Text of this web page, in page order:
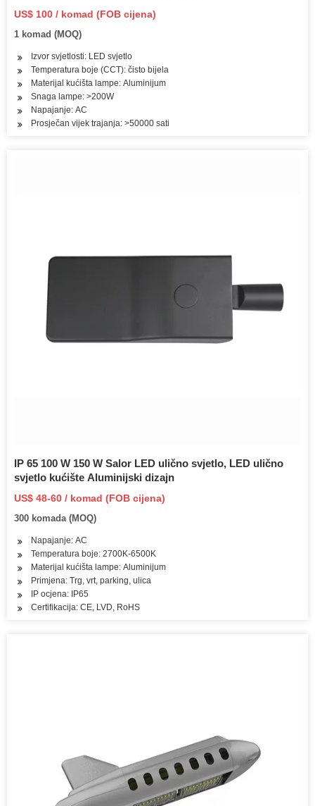
US$ 100 / komad (FOB cijena)
1 komad (MOQ)
Izvor svjetlosti: LED svjetlo
Temperatura boje (CCT): čisto bijela
Materijal kućišta lampe: Aluminijum
Snaga lampe: >200W
Napajanje: AC
Prosječan vijek trajanja: >50000 sati
IP 65 100 W 150 W Salor LED ulično svjetlo, LED ulično
svjetlo kućište Aluminijski dizajn
US$ 48-60 / komad (FOB cijena)
300 komada (MOQ)
Napajanje: AC
Temperatura boje: 2700K-6500K
Materijal kućišta lampe: Aluminijum
Primjena: Trg, vrt, parking, ulica
IP ocjena: IP65
Certifikacija: CE, LVD, RoHS